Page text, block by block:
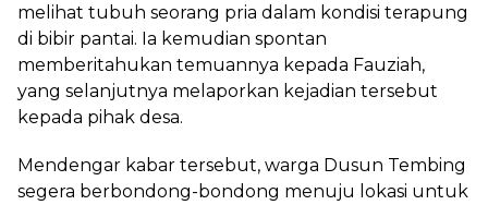
melihat tubuh seorang pria dalam kondisi terapung
di bibir pantai. Ia kemudian spontan
memberitahukan temuannya kepada Fauziah,
yang selanjutnya melaporkan kejadian tersebut
kepada pihak desa.
Mendengar kabar tersebut, warga Dusun Tembing
segera berbondong-bondong menuju lokasi untuk